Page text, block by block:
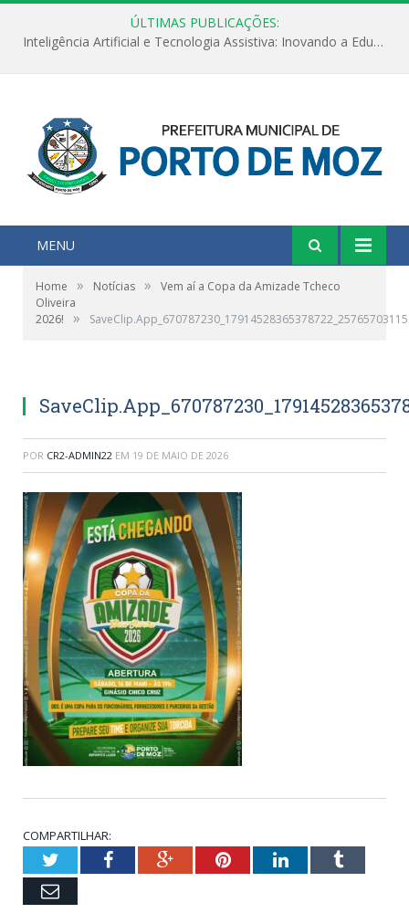
ÚLTIMAS PUBLICAÇÕES:
Inteligência Artificial e Tecnologia Assistiva: Inovando a Educação Especial e Inclusiva
MENU
Home » Notícias »
Vem aí a Copa da Amizade Tcheco
Oliveira
2026!
»
POR CR2-ADMIN22 EM 19 DE MAIO DE 2026
COMPARTILHAR:
TwitterFacebookGoogle+PinterestLinkedInTumblr
Email